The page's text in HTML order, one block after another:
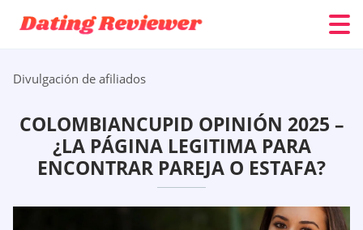
Divulgación de afiliados
COLOMBIANCUPID OPINIÓN 2025 –
¿LA PÁGINA LEGITIMA PARA
ENCONTRAR PAREJA O ESTAFA?